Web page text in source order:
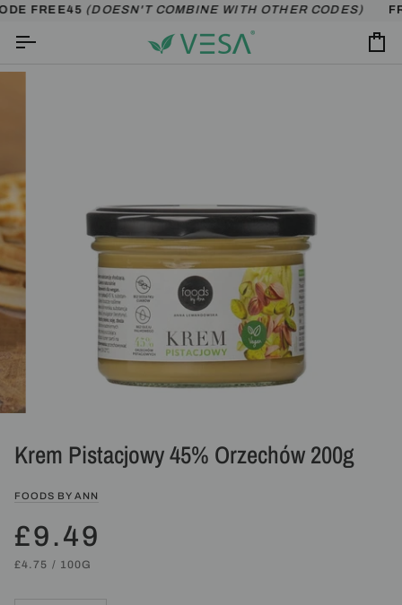
Skip
content
FREE45(DOESN'T COMBINE WITH OTHER CODES)
Krem Pistacjowy 45% Orzechów 200g
FOODS BY ANN
£9.49
UNIT
£4.75 /PER
100G